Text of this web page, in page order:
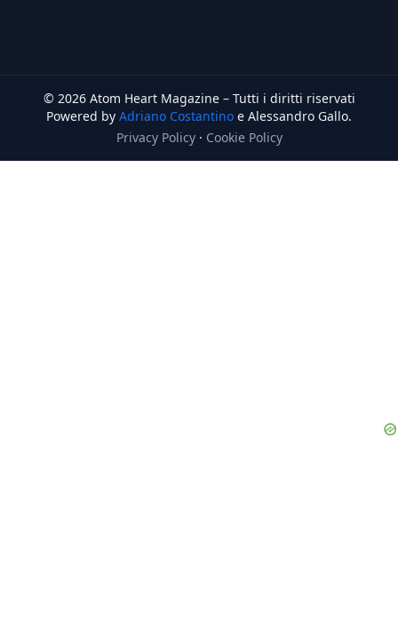
© 2026 Atom Heart Magazine – Tutti i diritti riservati
Powered by Adriano Costantino e Alessandro Gallo.
Privacy Policy· Cookie Policy